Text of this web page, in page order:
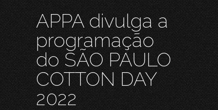
APPA divulga a
programação
do SÃO PAULO
COTTON DAY
2022